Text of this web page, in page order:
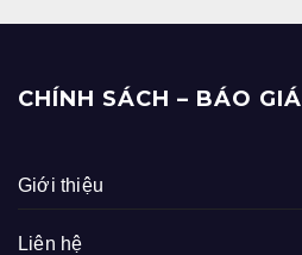
CHÍNH SÁCH – BÁO GIÁ
Giới thiệu
Liên hệ